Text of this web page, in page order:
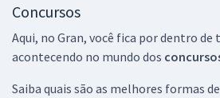
Concursos
Aqui, no Gran, você fica por dentro de
acontecendo no mundo dos
Saiba quais são as melhores formas de